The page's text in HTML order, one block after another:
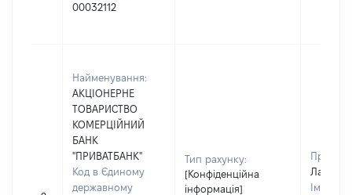
00032112
Найменування:
АКЦІОНЕРНЕ
ТОВАРИСТВО
КОМЕРЦІЙНИЙ
БАНК
"ПРИВАТБАНК"
Код в Єдиному
державному
Тип рахунку:
[Конфіденційна
інформація]
Ім'я: